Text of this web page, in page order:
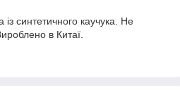
синтетичного каучука. Не
в Китаї.